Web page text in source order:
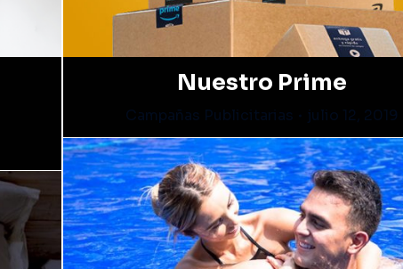
Nuestro Prime
Campañas Publicitarias julio 12, 2019